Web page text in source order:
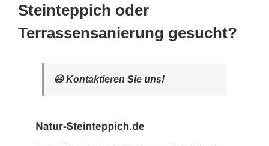
Steinteppich oder
Terrassensanierung gesucht?
😃 Kontaktieren Sie uns!